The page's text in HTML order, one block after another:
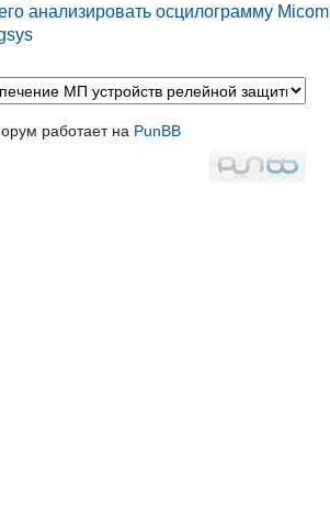
анализировать осцилограмму Micom
работает на PunBB